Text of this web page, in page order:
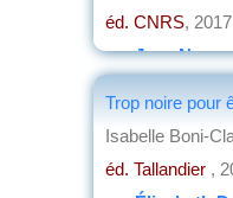
éd. CNRS, 2017
parJean Nemo
Trop noire pour
Isabelle Boni-
éd. Tallandier ,